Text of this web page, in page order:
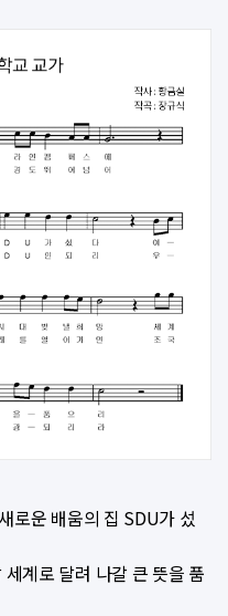
로운 배움의 집 SDU가 섰
계로 달려 나갈 큰 뜻을 품